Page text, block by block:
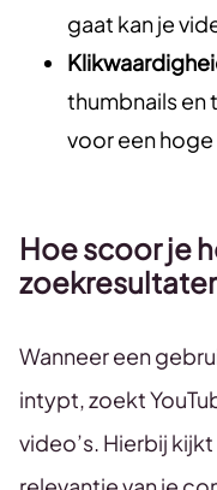
gaat kan je
thumbnails en
voor een hoge
Hoe scoor je
Wanneer een
intypt, zoekt
video’s. Hierbij